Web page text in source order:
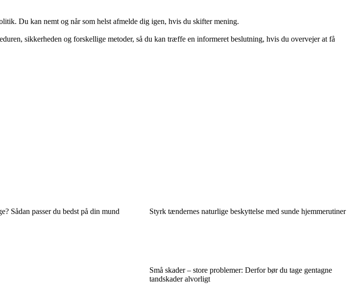
Du kan nemt og når som helst afmelde dig igen, hvis du skifter mening.
sikkerheden og forskellige metoder, så du kan træffe en informeret beslutning, hvis du overvejer at få
Sådan passer du bedst på din mund Styrk tændernes naturlige beskyttelse med sunde hjemmerutiner
Små skader – store problemer: Derfor bør du tage gentagne
tandskader alvorligt